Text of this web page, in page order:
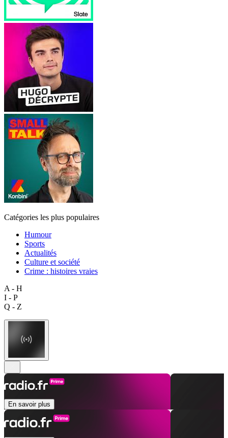
Catégories les plus populaires
Humour
Sports
Actualités
Culture et société
Crime : histoires vraies
A - H
I - P
Q - Z
En savoir plus